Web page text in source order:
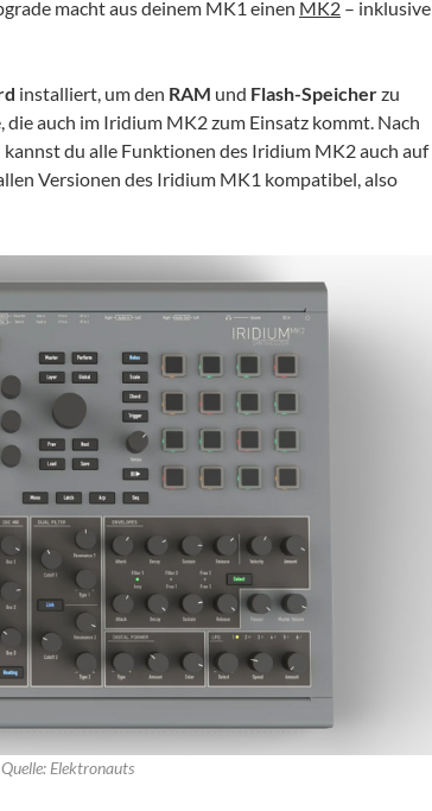
macht aus deinem MK1 einen MK2 – inklusive
installiert, um den RAM und Flash-Speicherzu
auch im Iridium MK2 zum Einsatz kommt. Nach
du alle Funktionen des Iridium MK2 auch auf
Versionen des Iridium MK1 kompatibel, also
Quelle: Elektronauts